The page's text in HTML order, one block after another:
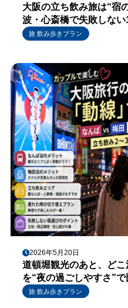
大阪の立ち飲み旅は“宿
波・心斎橋で失敗しな
旅 飲み歩きプラン
2026年5月20日
道頓堀観光のあと、ど
を“夜の過ごしやすさ”
旅 飲み歩きプラン